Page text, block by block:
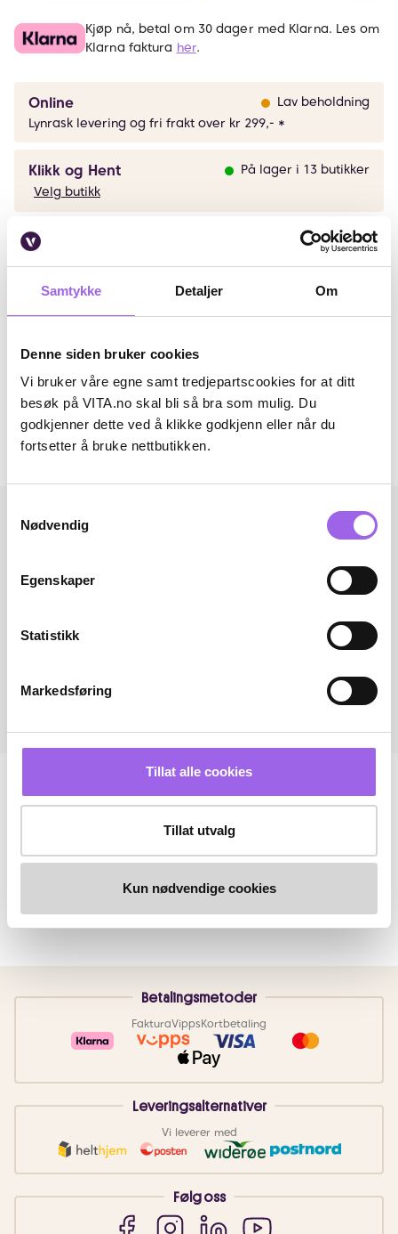
Samtykke Detaljer Om
Denne siden bruker cookies
Vi bruker våre egne samt tredjepartscookies for at ditt
besøk på VITA.no skal bli så bra som mulig. Du
godkjenner dette ved å klikke godkjenn eller når du
fortsetter å bruke nettbutikken.
Nødvendig
Egenskaper
Statistikk
Markedsføring
Tillat alle cookies
Tillat utvalg
Kun nødvendige cookies
Kjøp nå, betal om 30 dager med Klarna. Les om
Klarna faktura her.
Online
Lav beholdning
Lynrask levering og fri frakt over kr 299,- *
Klikk og Hent
På lager i 13 butikker
Velg butikk
Beskrivelse
Bruk
Artikkelnummer: 240110006
Omtaler
Betalingsmetoder
FakturaVippsKortbetaling
Leveringsalternativer
Vi leverer med
Følg oss